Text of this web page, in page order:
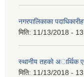
नगरपालिकाका
मिति: 11/13/2018 -
स्थानीय तहकाे
मिति: 11/13/2018 -